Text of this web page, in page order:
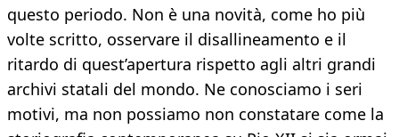
questo periodo. Non è una novità, come ho più
volte scritto, osservare il disallineamento e il
ritardo di quest’apertura rispetto agli altri grandi
archivi statali del mondo. Ne conosciamo i seri
motivi, ma non possiamo non constatare come la